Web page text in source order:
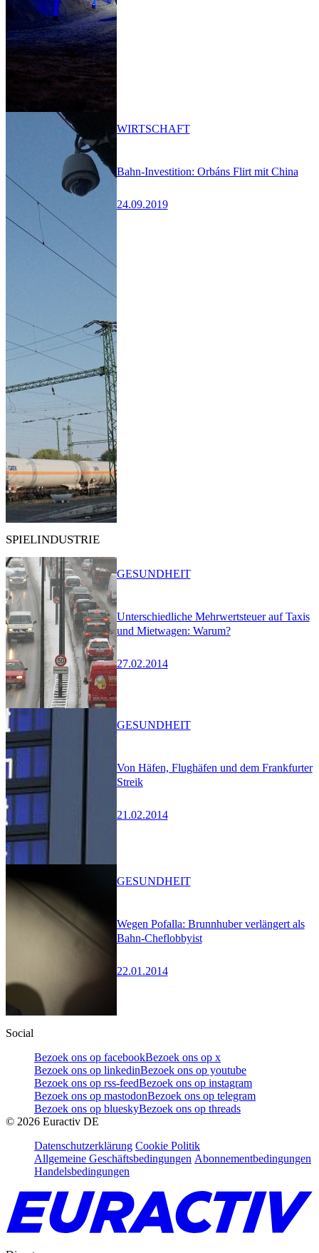
Bahn-Investition: Orbáns Flirt mit China
24.09.2019
WIRTSCHAFT
SPIELINDUSTRIE
Unterschiedliche Mehrwertsteuer auf Taxis
und Mietwagen: Warum?
27.02.2014
GESUNDHEIT
Von Häfen, Flughäfen und dem Frankfurter
Streik
21.02.2014
GESUNDHEIT
Wegen Pofalla: Brunnhuber verlängert als
Bahn-Cheflobbyist
22.01.2014
GESUNDHEIT
Social
Bezoek ons op facebookBezoek ons op x
Bezoek ons op linkedinBezoek ons op youtube
Bezoek ons op rss-feedBezoek ons op instagram
Bezoek ons op mastodonBezoek ons op telegram
Bezoek ons op blueskyBezoek ons op threads
© 2026 Euractiv DE
Datenschutzerklärung Cookie Politik
Allgemeine Geschäftsbedingungen Abonnementbedingungen
Handelsbedingungen